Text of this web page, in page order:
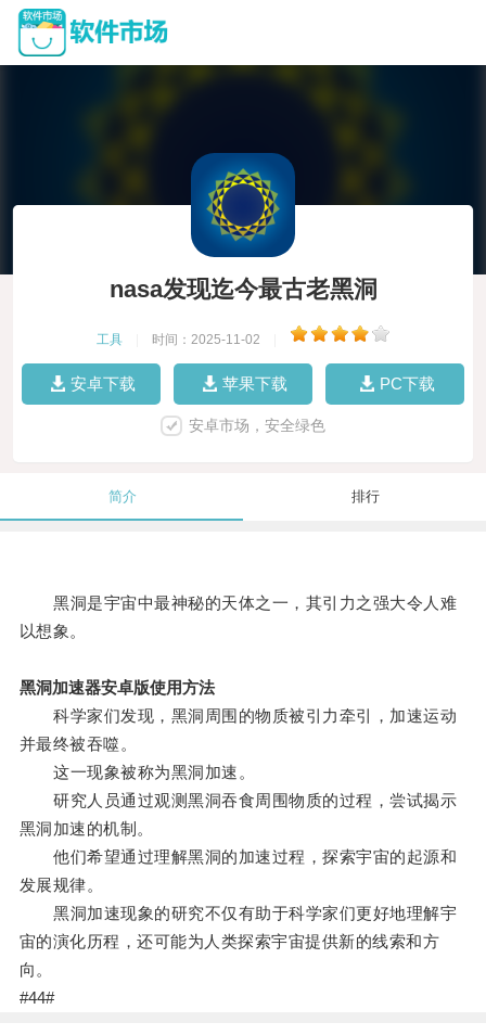
nasa发现迄今最古老黑洞
工具 时间：2025-11-02
安卓下载 苹果下载 PC下载
安卓市场，安全绿色
简介 排行
黑洞是宇宙中最神秘的天体之一，其引力之强大令人难
以想象。
黑洞加速器安卓版使用方法
科学家们发现，黑洞周围的物质被引力牵引，加速运动
并最终被吞噬。
这一现象被称为黑洞加速。
研究人员通过观测黑洞吞食周围物质的过程，尝试揭示
黑洞加速的机制。
他们希望通过理解黑洞的加速过程，探索宇宙的起源和
发展规律。
黑洞加速现象的研究不仅有助于科学家们更好地理解宇
宙的演化历程，还可能为人类探索宇宙提供新的线索和方
向。
#44#